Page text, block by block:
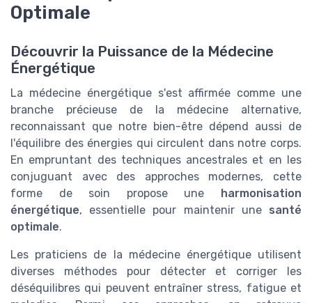
Optimale
Découvrir la Puissance de la Médecine
Énergétique
La médecine énergétique s'est affirmée comme une
branche précieuse de la médecine alternative,
reconnaissant que notre bien-être dépend aussi de
l'équilibre des énergies qui circulent dans notre corps.
En empruntant des techniques ancestrales et en les
conjuguant avec des approches modernes, cette
forme de soin propose une
harmonisation
énergétique, essentielle pour maintenir une santé
optimale.
Les praticiens de la médecine énergétique utilisent
diverses méthodes pour détecter et corriger les
déséquilibres qui peuvent entraîner stress, fatigue et